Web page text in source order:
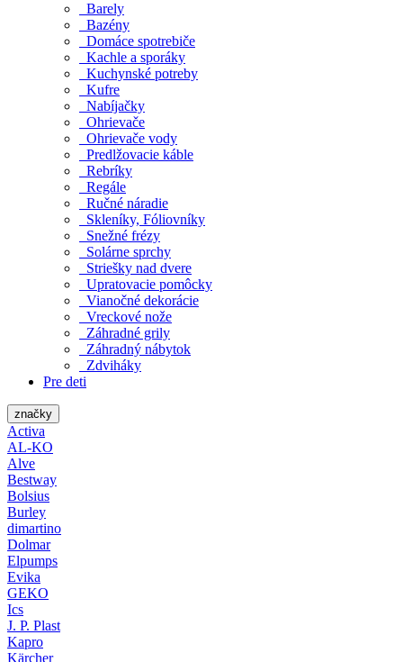
Barely
Bazény
Domáce spotrebiče
Kachle a sporáky
Kuchynské potreby
Kufre
Nabíjačky
Ohrievače
Ohrievače vody
Predlžovacie káble
Rebríky
Regále
Ručné náradie
Skleníky, Fóliovníky
Snežné frézy
Solárne sprchy
Striešky nad dvere
Upratovacie pomôcky
Vianočné dekorácie
Vreckové nože
Záhradné grily
Záhradný nábytok
Zdviháky
Pre deti
značky
Activa
AL-KO
Alve
Bestway
Bolsius
Burley
dimartino
Dolmar
Elpumps
Evika
GEKO
Ics
J. P. Plast
Kapro
Kärcher